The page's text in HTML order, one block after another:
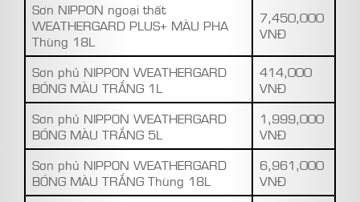
Sơn NIPPON ngoại thất
WEATHERGARD PLUS+ MÀU PHA
Thùng 18L
7,450,000
VNĐ
Sơn phủ NIPPON WEATHERGARD
BÓNG MÀU TRẮNG 1L
414,000
VNĐ
Sơn phủ NIPPON WEATHERGARD
BÓNG MÀU TRẮNG 5L
1,999,000
VNĐ
Sơn phủ NIPPON WEATHERGARD
BÓNG MÀU TRẮNG Thùng 18L
6,961,000
VNĐ